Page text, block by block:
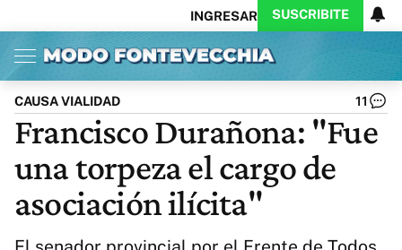
INGRESAR SUSCRIBITE
Inicio Ahora
Opinión
Política
Ciencia
Cultura
Arte
Educación
Deportes
CARAS
Exitoina
Turismo
Videos
Córdoba
Business
Noticias
Actualidad
CAUSA VIALIDAD 11
Francisco Durañona: "Fue
una torpeza el cargo de
asociación ilícita"